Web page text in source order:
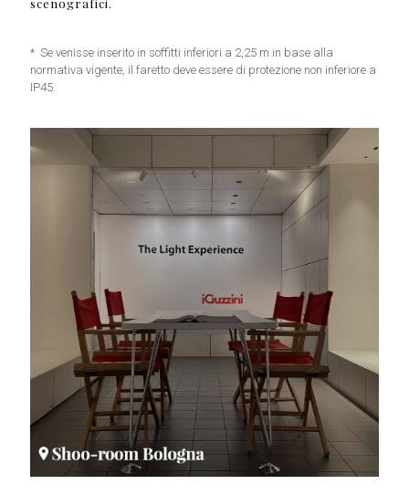
* Se venisse inserito in soffitti inferiori a 2,25 m in base alla
normativa vigente, il faretto deve essere di protezione non inferiore a
IP45.